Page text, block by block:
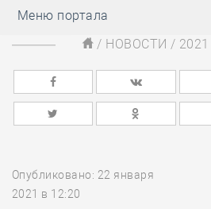
Меню портала
/ НОВОСТИ / 2021
Опубликовано: 22 января
2021 в 12:20